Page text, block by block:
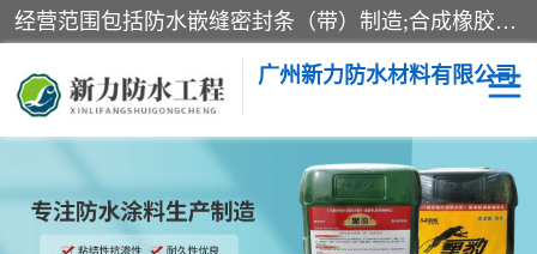
经营范围包括防水嵌缝密封条（带）制造;合成橡胶制造（监控化学品、危险化学品除外）;沥青混合物制造;防水胶粘带制造;其他合成材料制造（监控化学品、危险化学品除外）;涂料制造（监控化学品、危险化学品除外）;建筑结构防水补漏;防水建筑材料制造;粘合剂制造（监控化学品、危险化学品除外）;涂料零售;广州新力防水材料有限公司具有1处分支机构。
广州新力防水材料有限公司
黑豹防水胶 建筑108胶水